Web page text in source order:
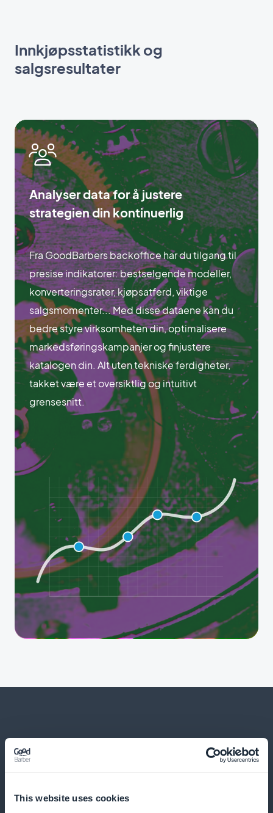
This website uses cookies
Innkjøpsstatistikk og
salgsresultater
Analyser data for å justere
strategien din kontinuerlig
Fra GoodBarbers backoffice har du tilgang til
presise indikatorer: bestselgende modeller,
konverteringsrater, kjøpsatferd, viktige
salgsmomenter... Med disse dataene kan du
bedre styre virksomheten din, optimalisere
markedsføringskampanjer og finjustere
katalogen din. Alt uten tekniske ferdigheter,
takket være et oversiktlig og intuitivt
grensesnitt.
Og mye mer